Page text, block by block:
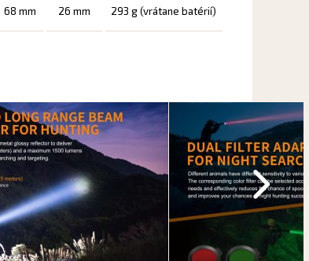
68 mm 26 mm
293 g (vrátane batérií)